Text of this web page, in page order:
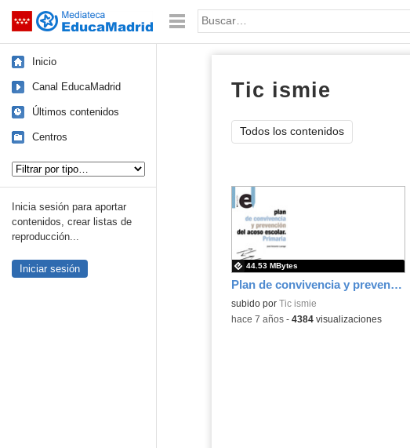
Saltar navegación Palabra o frase:
Inicio
Canal EducaMadrid
Últimos contenidos
Centros
Inicia sesión para aportar
contenidos, crear listas de
reproducción...
Iniciar sesión
Tic ismie
Todos los contenidos
Plan de convivencia y prevención del acoso escolar. Primaria
subido por Tic ismie
44.53 MBytes
-hace 7 años- 4384visualizaciones